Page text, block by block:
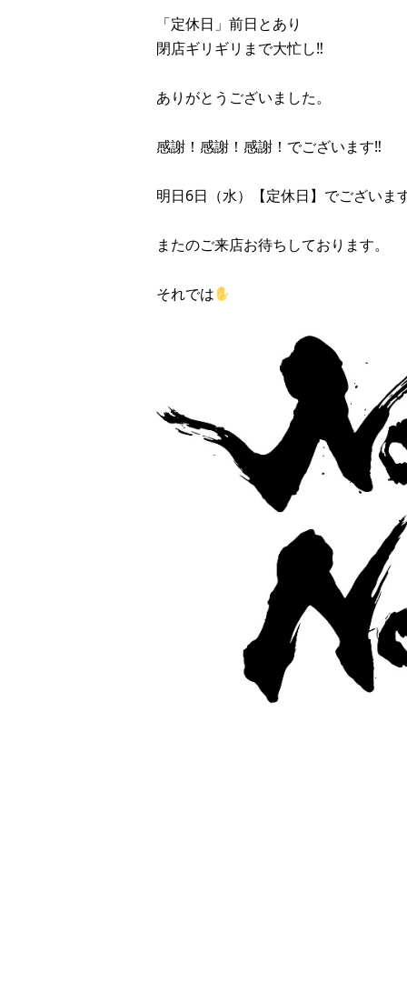
「定休日」前日とあり
閉店ギリギリまで大忙し‼︎
ありがとうございました。
感謝！感謝！感謝！でございます‼︎
明日6日（水）【定休日】でございま
またのご来店お待ちしております。
それでは